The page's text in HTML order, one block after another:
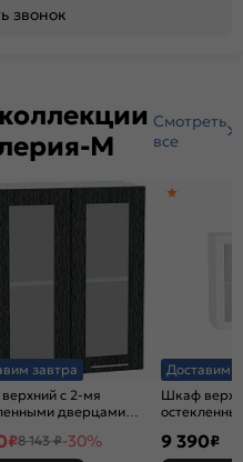
звонок
М
Смотреть
все
завтра
с 2-мя
дверцами
дождь-Белый
₽8 143 ₽-30%
Доставим
Шкаф
металлик-
9 390₽